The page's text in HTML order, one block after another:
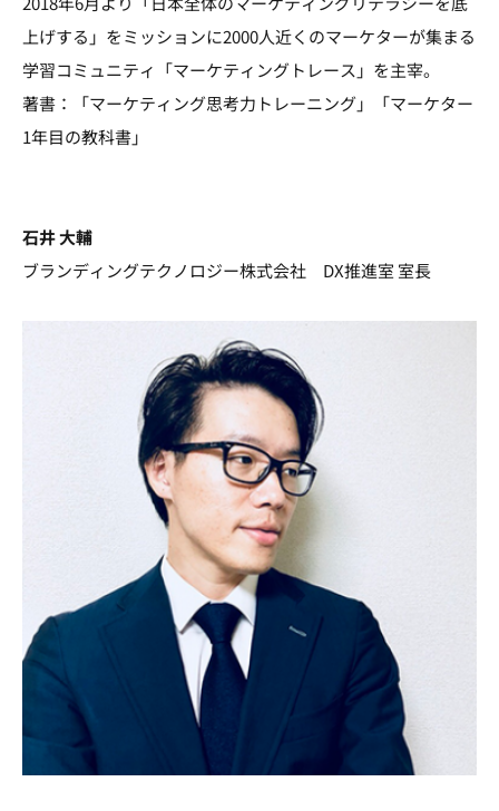
上げする」をミッションに2000人近くのマーケターが集まる
学習コミュニティ「マーケティングトレース」を主宰。
著書：「マーケティング思考力トレーニング」「マーケター
1年目の教科書」
石井 大輔
ブランディングテクノロジー株式会社 DX推進室 室長